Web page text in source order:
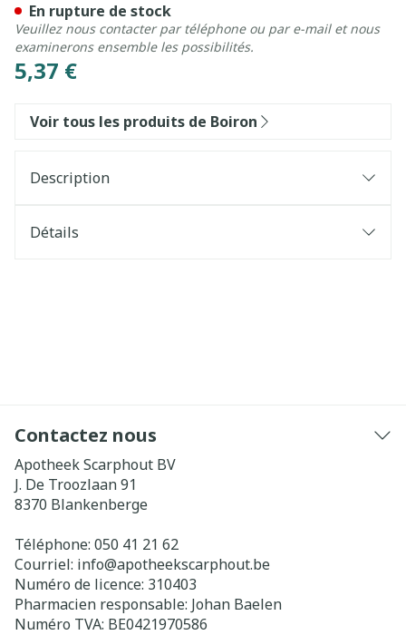
5,37 €
En rupture de stock
Veuillez nous contacter par téléphone ou par e-mail et nous
examinerons ensemble les possibilités.
Voir tous les produits de Boiron
Description
Détails
Contactez nous
Apotheek Scarphout BV
J. De Troozlaan 91
8370 Blankenberge
Téléphone: 050 41 21 62
Courriel: info@apotheekscarphout.be
Numéro de licence: 310403
Pharmacien responsable: Johan Baelen
Numéro TVA: BE0421970586